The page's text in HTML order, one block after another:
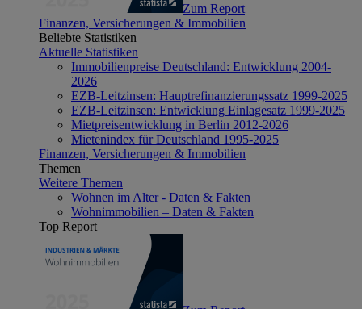
Zum Report
Finanzen, Versicherungen & Immobilien
Beliebte Statistiken
Aktuelle Statistiken
Immobilienpreise Deutschland: Entwicklung 2004-
2026
EZB-Leitzinsen: Hauptrefinanzierungssatz 1999-2025
EZB-Leitzinsen: Entwicklung Einlagesatz 1999-2025
Mietpreisentwicklung in Berlin 2012-2026
Mietenindex für Deutschland 1995-2025
Finanzen, Versicherungen & Immobilien
Themen
Weitere Themen
Wohnen im Alter - Daten & Fakten
Wohnimmobilien – Daten & Fakten
Top Report